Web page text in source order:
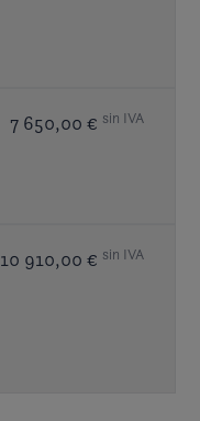
7 650,00 € sin IVA
10 910,00 € sin IVA